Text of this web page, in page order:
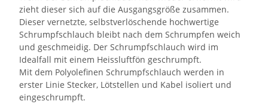
zieht dieser sich auf die Ausgangsgröße zusammen.
Dieser vernetzte, selbstverlöschende hochwertige
Schrumpfschlauch bleibt nach dem Schrumpfen weich
und geschmeidig. Der Schrumpfschlauch wird im
Idealfall mit einem Heissluftfön geschrumpft.
Mit dem Polyolefinen Schrumpfschlauch werden in
erster Linie Stecker, Lötstellen und Kabel isoliert und
eingeschrumpft.